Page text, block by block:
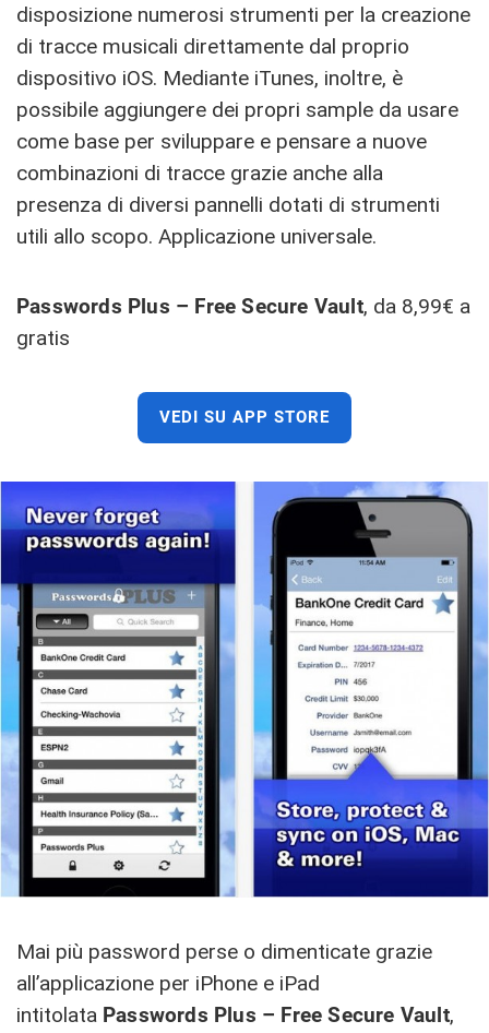
disposizione numerosi strumenti per la creazione
di tracce musicali direttamente dal proprio
dispositivo iOS. Mediante iTunes, inoltre, è
possibile aggiungere dei propri sample da usare
come base per sviluppare e pensare a nuove
combinazioni di tracce grazie anche alla
presenza di diversi pannelli dotati di strumenti
utili allo scopo. Applicazione universale.
Passwords Plus – Free Secure Vault, da 8,99€ a
gratis
VEDI SU APP STORE
Mai più password perse o dimenticate grazie
all’applicazione per iPhone e iPad
intitolata Passwords Plus – Free Secure Vault,